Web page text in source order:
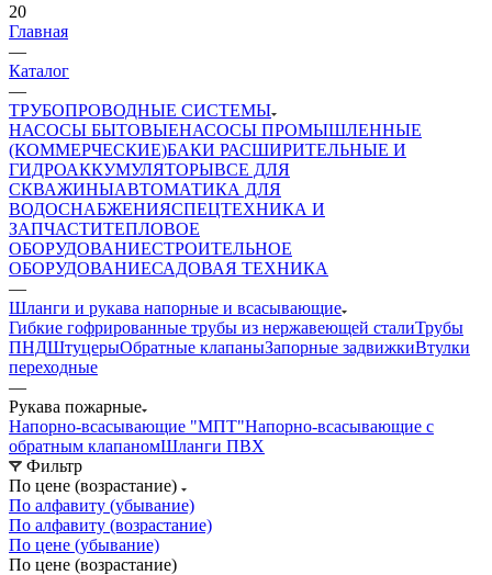
20
Главная
—
Каталог
—
ТРУБОПРОВОДНЫЕ СИСТЕМЫ
НАСОСЫ БЫТОВЫЕНАСОСЫ ПРОМЫШЛЕННЫЕ
(КОММЕРЧЕСКИЕ)БАКИ РАСШИРИТЕЛЬНЫЕ И
ГИДРОАККУМУЛЯТОРЫВСЕ ДЛЯ
СКВАЖИНЫАВТОМАТИКА ДЛЯ
ВОДОСНАБЖЕНИЯСПЕЦТЕХНИКА И
ЗАПЧАСТИТЕПЛОВОЕ
ОБОРУДОВАНИЕСТРОИТЕЛЬНОЕ
ОБОРУДОВАНИЕСАДОВАЯ ТЕХНИКА
—
Шланги и рукава напорные и всасывающие
Гибкие гофрированные трубы из нержавеющей сталиТрубы
ПНДШтуцерыОбратные клапаныЗапорные задвижкиВтулки
переходные
—
Рукава пожарные
Напорно-всасывающие "МПТ"Напорно-всасывающие с
обратным клапаномШланги ПВХ
Фильтр
По цене (возрастание)
По алфавиту (убывание)
По алфавиту (возрастание)
По цене (убывание)
По цене (возрастание)